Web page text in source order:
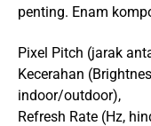
penting. Enam
Pixel Pitch (jarak
Kecerahan
indoor/outdoor),
Refresh Rate (Hz,